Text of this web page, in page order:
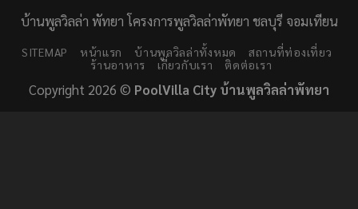
บ้านพูลวิลล่า พัทยา โครงการพูลวิลล่าพัทยา ชลบุรี จอมเทียน
SITEMAP หน้าแรก บ้านพูลวิลล่าทั้งหมด
สถานที่ท่องเที่ยว
ร้านอาหาร
เกี่ยวกับเรา ติดต่อเรา
Copyright 2026 © PoolVilla City บ้านพูลวิลล่าพัทยา